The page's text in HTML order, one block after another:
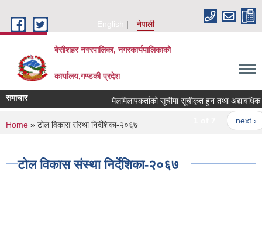
English
नेपाली
बेसीशहर नगरपालिका, नगरकार्यपालिकाको
कार्यालय,गण्डकी प्रदेश
समाचार मेलमिलापकर्ताको सूचीमा सूचीकृत हुन तथा अद्यावधिक
next ›
You are here
Home » टोल विकास संस्था निर्देशिका-२०६७
टोल विकास संस्था निर्देशिका-२०६७